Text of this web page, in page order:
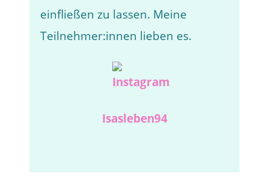
einfließen zu lassen. Meine
Teilnehmer:innen lieben es.
Isasleben94